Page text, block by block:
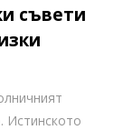
съвети
Истинското